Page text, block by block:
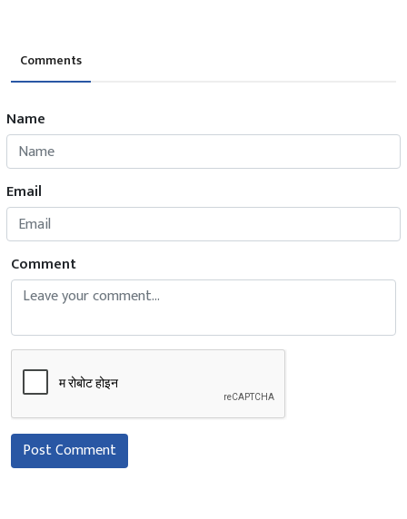
Comments
Name
Email
Comment
Post Comment